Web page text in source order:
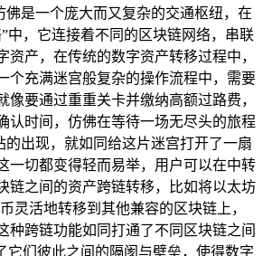
佛是一个庞大而又复杂的交通枢纽，在
中，它连接着不同的区块链网络，串联
资产，在传统的数字资产转移过程中，
个充满迷宫般复杂的操作流程中，需要
像要通过重重关卡并缴纳高额过路费，
认时间，仿佛在等待一场无尽头的旅程
的出现，就如同给这片迷宫打开了一扇
一切都变得轻而易举，用户可以在中转
链之间的资产跨链转移，比如将以太坊
灵活地转移到其他兼容的区块链上，
种跨链功能如同打通了不同区块链之间
它们彼此之间的隔阂与壁垒，使得数字